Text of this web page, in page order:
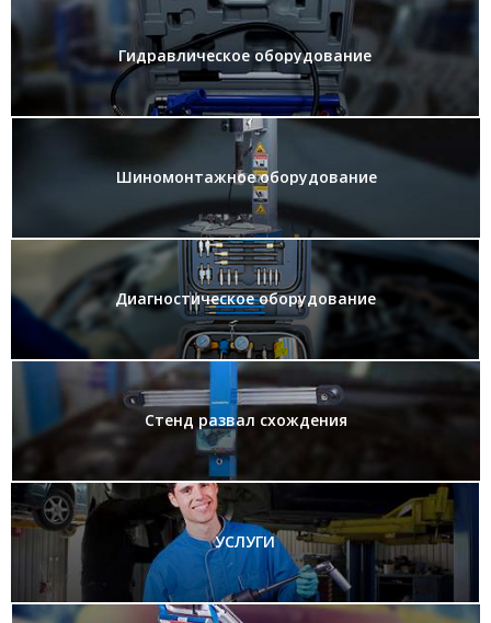
Гидравлическое оборудование
Шиномонтажное оборудование
Диагностическое оборудование
Стенд развал схождения
УСЛУГИ